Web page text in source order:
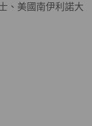
、美國南伊利諾大